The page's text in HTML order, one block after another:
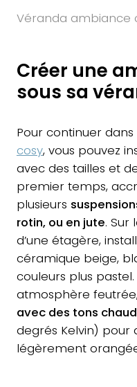
Véranda ambiance
Créer une
sous sa
Pour continuer
cosy, vous pouvez
avec des tailles et
premier temps,
plusieurs
rotin, ou en jute. Sur
d’une étagère,
céramique beige,
couleurs plus
atmosphère
avec des tons
degrés Kelvin) pour
légèrement